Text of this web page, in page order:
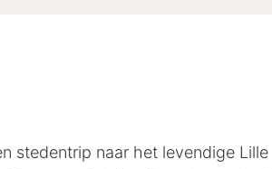
stedentrip naar het levendige Lille